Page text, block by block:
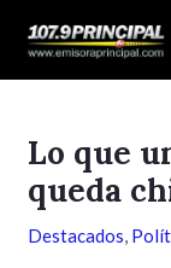
Lo que
queda
Destacados,
de